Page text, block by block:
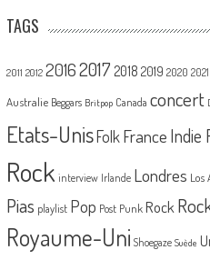
TAGS
2011 2012 20162017 2018 2019 2020 2021
Australie Beggars Britpop Canada concert
Etats-UnisFolk France Indie
Rock interview Irlande Londres Los
Pias playlist Pop Post Punk Rock
Royaume-Uni Shoegaze Suède